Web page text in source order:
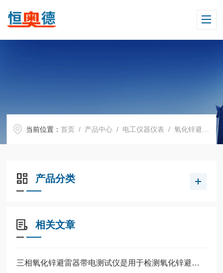
当前位置：首页 / 产品中心 / 电工仪器仪表 /氧化锌避雷器测试仪
产品分类
相关文章
三相氧化锌避雷器带电测试仪是用于检测氧化锌避雷器电气性能的用仪器